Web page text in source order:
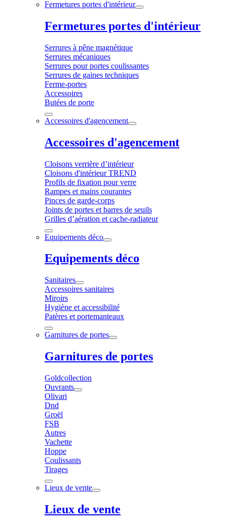
Fermetures portes d'intérieur
Fermetures portes d'intérieur
Serrures à pêne magnétique
Serrures mécaniques
Serrures pour portes coulissantes
Serrures de gaines techniques
Ferme-portes
Accessoires
Butées de porte
Accessoires d'agencement
Accessoires d'agencement
Cloisons verrière d’intérieur
Cloisons d'intérieur TREND
Profils de fixation pour verre
Rampes et mains courantes
Pinces de garde-corps
Joints de portes et barres de seuils
Grilles d’aération et cache-radiateur
Equipements déco
Equipements déco
Sanitaires
Accessoires sanitaires
Miroirs
Hygiène et accessibilité
Patères et portemanteaux
Garnitures de portes
Garnitures de portes
Goldcollection
Ouvrants
Olivari
Dnd
Groël
FSB
Autres
Vachette
Hoppe
Coulissants
Tirages
Lieux de vente
Lieux de vente